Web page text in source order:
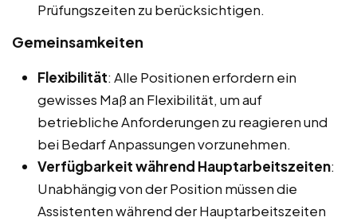
Prüfungszeiten zu berücksichtigen.
Gemeinsamkeiten
Flexibilität: Alle Positionen erfordern ein
gewisses Maß an Flexibilität, um auf
betriebliche Anforderungen zu reagieren und
bei Bedarf Anpassungen vorzunehmen.
Verfügbarkeit während Hauptarbeitszeiten:
Unabhängig von der Position müssen die
Assistenten während der Hauptarbeitszeiten